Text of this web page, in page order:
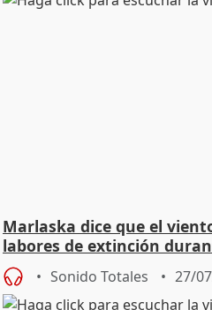
Marlaska dice que el
labores de extinción
Sonido Totales 27/